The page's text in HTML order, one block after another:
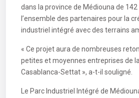
dans la province de Médiouna de
l’ensemble des partenaires pour la
industriel intégré avec des terrains
« Ce projet aura de nombreuses
petites et moyennes entreprises de
Casablanca-Settat », a-t-il souligné.
Le Parc Industriel Intégré de